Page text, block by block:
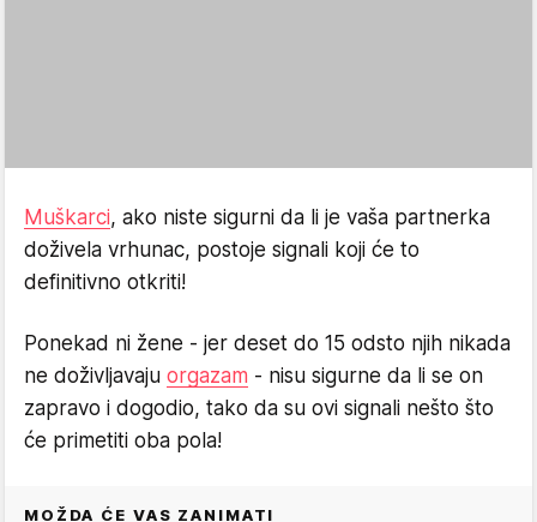
Muškarci, ako niste sigurni da li je vaša partnerka
doživela vrhunac, postoje signali koji će to
definitivno otkriti!
Ponekad ni žene - jer deset do 15 odsto njih nikada
ne doživljavaju orgazam - nisu sigurne da li se on
zapravo i dogodio, tako da su ovi signali nešto što
će primetiti oba pola!
MOŽDA ĆE VAS ZANIMATI